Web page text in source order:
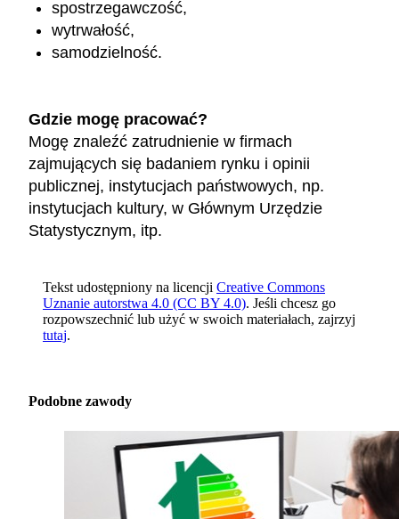
spostrzegawczość,
wytrwałość,
samodzielność.
Gdzie mogę pracować?
Mogę znaleźć zatrudnienie w firmach
zajmujących się badaniem rynku i opinii
publicznej, instytucjach państwowych, np.
instytucjach kultury, w Głównym Urzędzie
Statystycznym, itp.
Tekst udostępniony na licencji Creative Commons
Uznanie autorstwa 4.0 (CC BY 4.0). Jeśli chcesz go
rozpowszechnić lub użyć w swoich materiałach, zajrzyj
tutaj.
Podobne zawody